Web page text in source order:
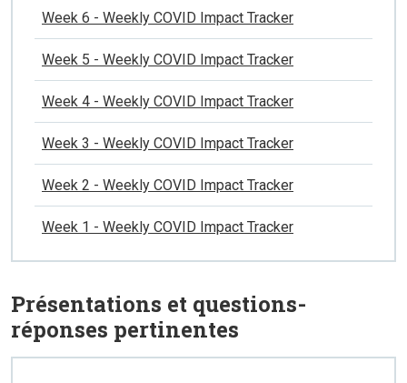
Week 6 - Weekly COVID Impact Tracker
Week 5 - Weekly COVID Impact Tracker
Week 4 - Weekly COVID Impact Tracker
Week 3 - Weekly COVID Impact Tracker
Week 2 - Weekly COVID Impact Tracker
Week 1 - Weekly COVID Impact Tracker
Présentations et questions-
réponses pertinentes